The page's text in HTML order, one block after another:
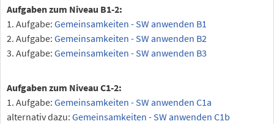
Aufgaben zum Niveau B1-2:
1. Aufgabe: Gemeinsamkeiten - SW anwenden B1
2. Aufgabe: Gemeinsamkeiten - SW anwenden B2
3. Aufgabe: Gemeinsamkeiten - SW anwenden B3
Aufgaben zum Niveau C1-2:
1. Aufgabe: Gemeinsamkeiten - SW anwenden C1a
alternativ dazu: Gemeinsamkeiten - SW anwenden C1b